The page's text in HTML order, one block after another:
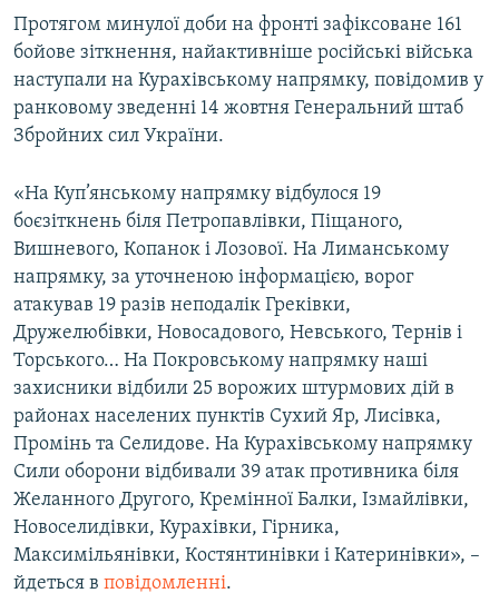
КТАТ
Усі сайти RFE/RL
Протягом минулої доби на фронті зафіксоване 161
бойове зіткнення, найактивніше російські війська
наступали на Курахівському напрямку, повідомив у
ранковому зведенні 14 жовтня Генеральний штаб
Збройних сил України.
«На Куп’янському напрямку відбулося 19
боєзіткнень біля Петропавлівки, Піщаного,
Вишневого, Копанок і Лозової. На Лиманському
напрямку, за уточненою інформацією, ворог
атакував 19 разів неподалік Греківки,
Дружелюбівки, Новосадового, Невського, Тернів і
Торського… На Покровському напрямку наші
захисники відбили 25 ворожих штурмових дій в
районах населених пунктів Сухий Яр, Лисівка,
Промінь та Селидове. На Курахівському напрямку
Сили оборони відбивали 39 атак противника біля
Желанного Другого, Кремінної Балки, Ізмайлівки,
Новоселидівки, Курахівки, Гірника,
Максимільянівки, Костянтинівки і Катеринівки», –
йдеться в повідомленні.